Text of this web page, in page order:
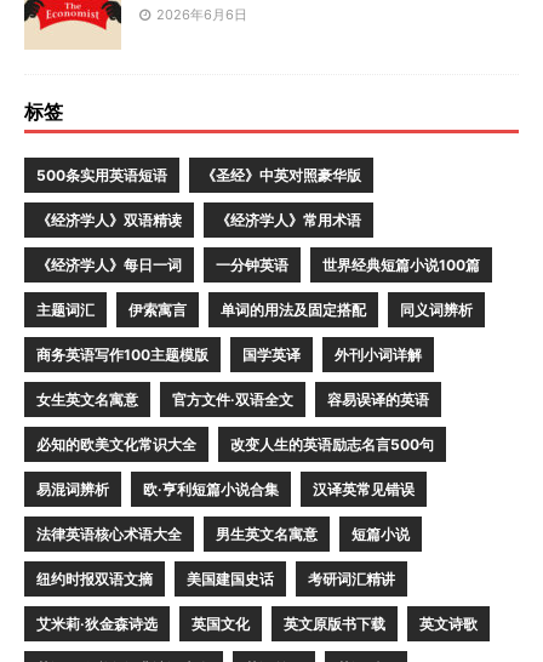
2026年6月6日
标签
500条实用英语短语 《圣经》中英对照豪华版
《经济学人》双语精读 《经济学人》常用术语
《经济学人》每日一词 一分钟英语 世界经典短篇小说100篇
主题词汇 伊索寓言 单词的用法及固定搭配 同义词辨析
商务英语写作100主题模版 国学英译 外刊小词详解
女生英文名寓意 官方文件·双语全文 容易误译的英语
必知的欧美文化常识大全 改变人生的英语励志名言500句
易混词辨析 欧·亨利短篇小说合集 汉译英常见错误
法律英语核心术语大全 男生英文名寓意 短篇小说
纽约时报双语文摘 美国建国史话 考研词汇精讲
艾米莉·狄金森诗选 英国文化 英文原版书下载 英文诗歌